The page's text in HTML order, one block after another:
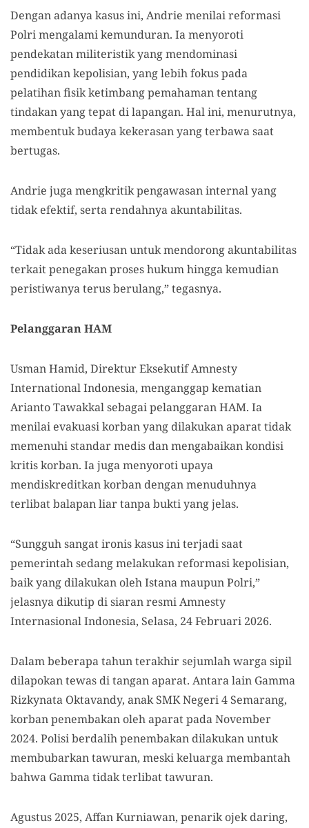
Dengan adanya kasus ini, Andrie menilai reformasi
Polri mengalami kemunduran. Ia menyoroti
pendekatan militeristik yang mendominasi
pendidikan kepolisian, yang lebih fokus pada
pelatihan fisik ketimbang pemahaman tentang
tindakan yang tepat di lapangan. Hal ini, menurutnya,
membentuk budaya kekerasan yang terbawa saat
bertugas.
Andrie juga mengkritik pengawasan internal yang
tidak efektif, serta rendahnya akuntabilitas.
“Tidak ada keseriusan untuk mendorong akuntabilitas
terkait penegakan proses hukum hingga kemudian
peristiwanya terus berulang,” tegasnya.
Pelanggaran HAM
Usman Hamid, Direktur Eksekutif Amnesty
International Indonesia, menganggap kematian
Arianto Tawakkal sebagai pelanggaran HAM. Ia
menilai evakuasi korban yang dilakukan aparat tidak
memenuhi standar medis dan mengabaikan kondisi
kritis korban. Ia juga menyoroti upaya
mendiskreditkan korban dengan menuduhnya
terlibat balapan liar tanpa bukti yang jelas.
“Sungguh sangat ironis kasus ini terjadi saat
pemerintah sedang melakukan reformasi kepolisian,
baik yang dilakukan oleh Istana maupun Polri,”
jelasnya dikutip di siaran resmi Amnesty
Internasional Indonesia, Selasa, 24 Februari 2026.
Dalam beberapa tahun terakhir sejumlah warga sipil
dilapokan tewas di tangan aparat. Antara lain Gamma
Rizkynata Oktavandy, anak SMK Negeri 4 Semarang,
korban penembakan oleh aparat pada November
2024. Polisi berdalih penembakan dilakukan untuk
membubarkan tawuran, meski keluarga membantah
bahwa Gamma tidak terlibat tawuran.
Agustus 2025, Affan Kurniawan, penarik ojek daring,